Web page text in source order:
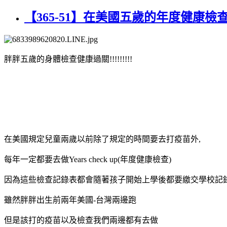
【365-51】在美國五歲的年度健康檢
胖胖五歲的身體檢查健康過關!!!!!!!!!
在美國規定兒童兩歲以前除了規定的時間要去打疫苗外,
每年一定都要去做Years check up(年度健康檢查)
因為這些檢查記錄表都會隨著孩子開始上學後都要繳交學校記
雖然胖胖出生前兩年美國-台灣兩邊跑
但是該打的疫苗以及檢查我們兩邊都有去做